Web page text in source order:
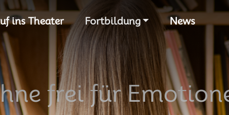
frei für
ins Theater Fortbildung News